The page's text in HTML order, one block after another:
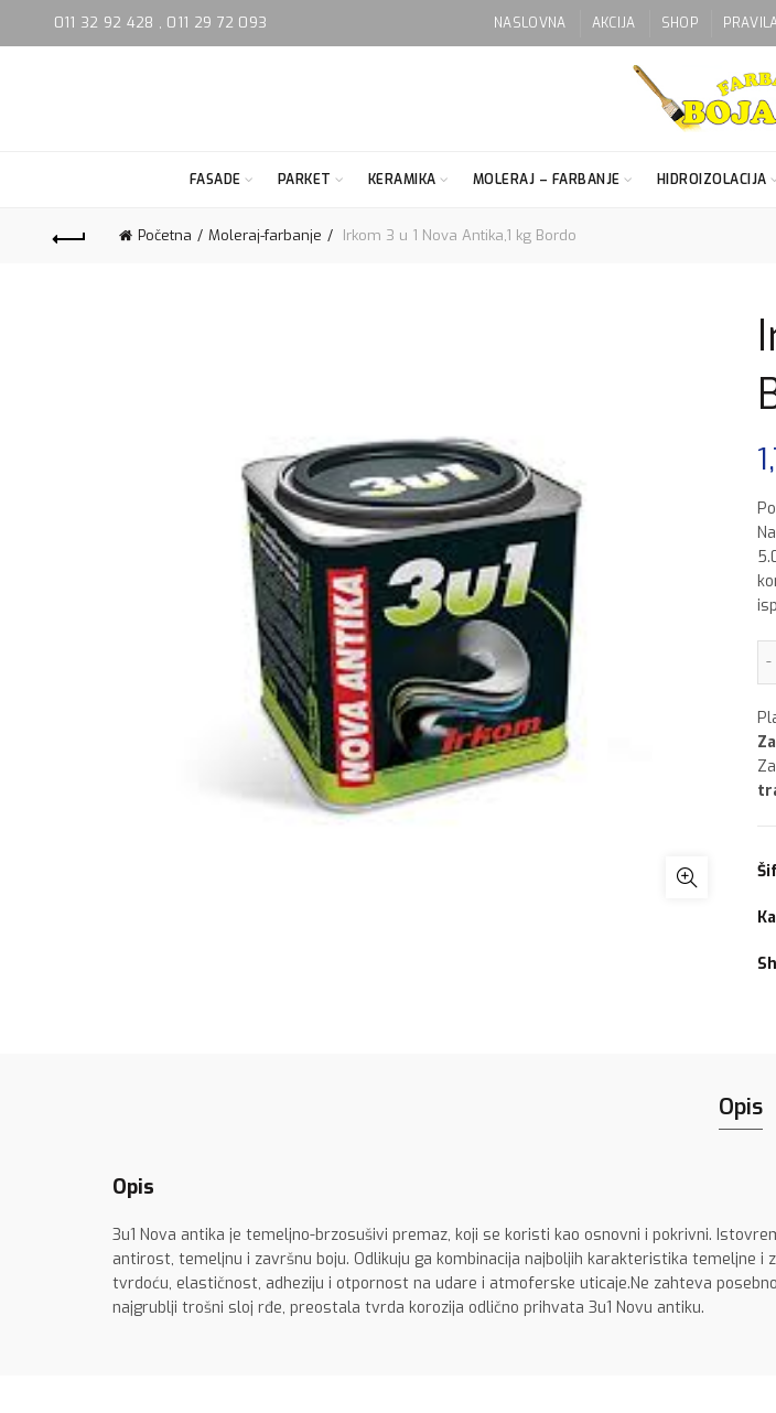
011 32 92 428 , 011 29 72 093 NASLOVNA AKCIJA SHOP
FASADE PARKET KERAMIKA MOLERAJ – FARBANJE HIDROIZOLACIJA
Početna Moleraj-farbanje Irkom 3 u 1 Nova Antika,1 kg Bordo
Opis
Opis
3u1 Nova antika je temeljno-brzosušivi premaz, koji se koristi kao osnovni i pokrivni.
antirost, temeljnu i završnu boju. Odlikuju ga kombinacija najboljih karakteristika temeljne
tvrdoću, elastičnost, adheziju i otpornost na udare i atmoferske uticaje.Ne zahteva
najgrublji trošni sloj rđe, preostala tvrda korozija odlično prihvata 3u1 Novu antiku.